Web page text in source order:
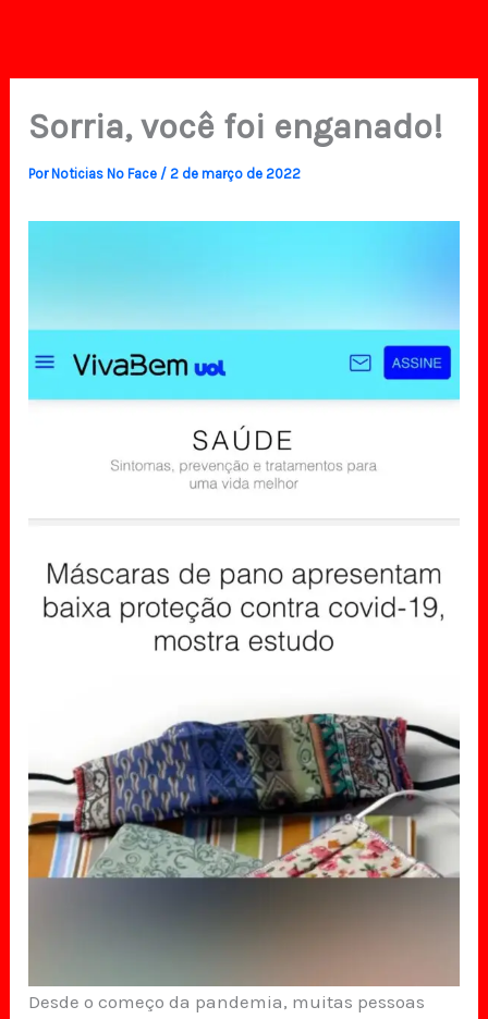
Sorria, você foi enganado!
PorNoticias No Face /2 de março de 2022
Desde o começo da pandemia, muitas pessoas